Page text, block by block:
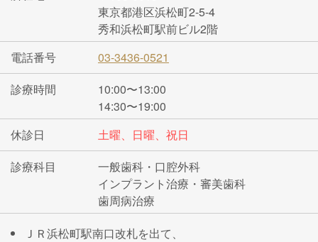
東京都港区浜松町2-5-4
秀和浜松町駅前ビル2階
電話番号
03-3436-0521
診療時間
10:00〜13:00
14:30〜19:00
休診日
土曜、日曜、祝日
診療科目
一般歯科・口腔外科
インプラント治療・審美歯科
歯周病治療
ＪＲ浜松町駅南口改札を出て、